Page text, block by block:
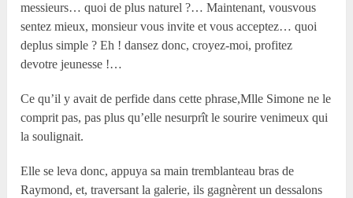
messieurs… quoi de plus naturel ?… Maintenant, vousvous
sentez mieux, monsieur vous invite et vous acceptez… quoi
deplus simple ? Eh ! dansez donc, croyez-moi, profitez
devotre jeunesse !…
Ce qu’il y avait de perfide dans cette phrase,Mlle Simone ne le
comprit pas, pas plus qu’elle nesurprît le sourire venimeux qui
la soulignait.
Elle se leva donc, appuya sa main tremblanteau bras de
Raymond, et, traversant la galerie, ils gagnèrent un dessalons